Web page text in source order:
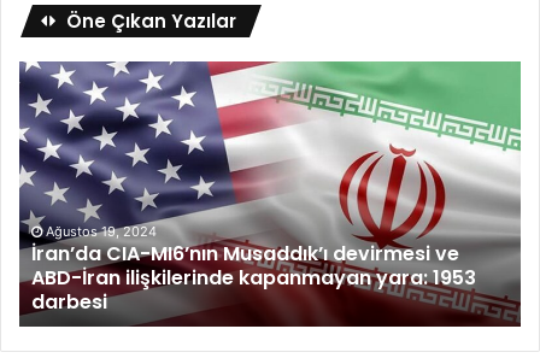
Öne Çıkan Yazılar
Ağustos 19, 2024
İran’da CIA-MI6’nın Musaddık’ı devirmesi ve
ABD-İran ilişkilerinde kapanmayan yara: 1953
darbesi